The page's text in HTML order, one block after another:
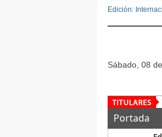
Edición:
sábado, 08
Portada